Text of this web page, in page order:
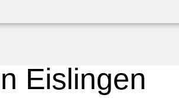
Eislingen